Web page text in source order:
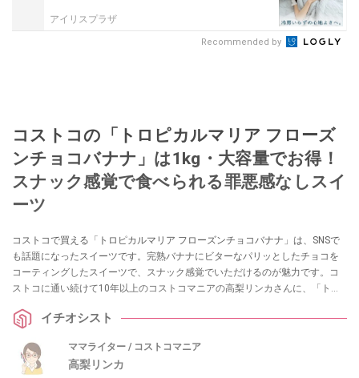
アイリスプラザ
Recommended by
コストコの「トロピカルマリア フローズ
ンチョコバナナ」は1kg・大容量でお得！
スナック感覚で食べられる罪悪感なしスイ
ーツ
コストコで買える「トロピカルマリア フローズンチョコバナナ」は、SNSで
も話題になったスイーツです。完熟バナナにビターなパリッとしたチョコを
コーティングしたスイーツで、スナック感覚でいただけるのが魅力です。コ
ストコに通い続けて10年以上のコストコマニアの高梨リンカさんに、「トロ
伺いました。イチオシスト
ママライター / コストコマニア
高梨リンカ